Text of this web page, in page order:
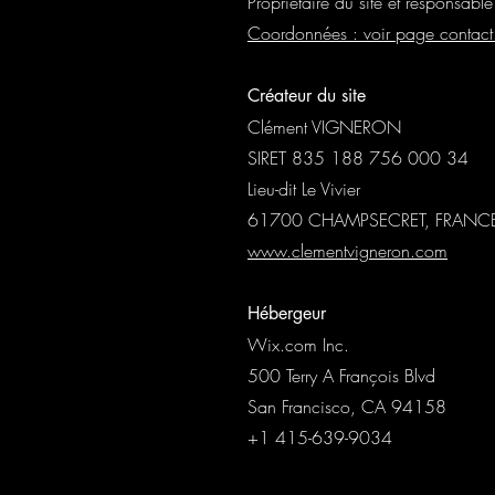
Coordonnées : voir page contact.
Créateur du site
Clément VIGNERON
SIRET 835 188 756 000 34
Lieu-dit Le Vivier
61700 CHAMPSECRET,
www.clementvigneron.com
Hébergeur
Wix.com Inc.
500 Terry A François Blvd
San Francisco, CA 94158
+1 415-639-9034